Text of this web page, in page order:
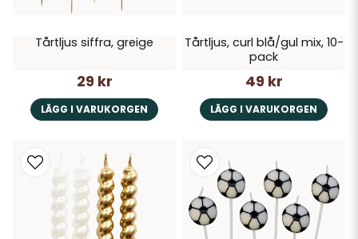
Tårtljus siffra, greige
29 kr
LÄGG I VARUKORGEN
Tårtljus, curl blå/gul mix, 10-
pack
49 kr
LÄGG I VARUKORGEN